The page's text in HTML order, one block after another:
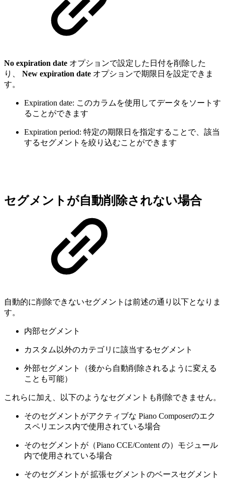
No expiration date オプションで設定した日付を削除した
り、 New expiration date オプションで期限日を設定できま
す。
Expiration date: このカラムを使用してデータをソートす
ることができます
Expiration period: 特定の期限日を指定することで、該当
するセグメントを絞り込むことができます
セグメントが自動削除されない場合
自動的に削除できないセグメントは前述の通り以下となりま
す。
内部セグメント
カスタム以外のカテゴリに該当するセグメント
外部セグメント（後から自動削除されるように変える
ことも可能）
これらに加え、以下のようなセグメントも削除できません。
そのセグメントがアクティブな Piano Composerのエク
スペリエンス内で使用されている場合
そのセグメントが（Piano CCE/Content の）モジュール
内で使用されている場合
そのセグメントが 拡張セグメントのベースセグメント